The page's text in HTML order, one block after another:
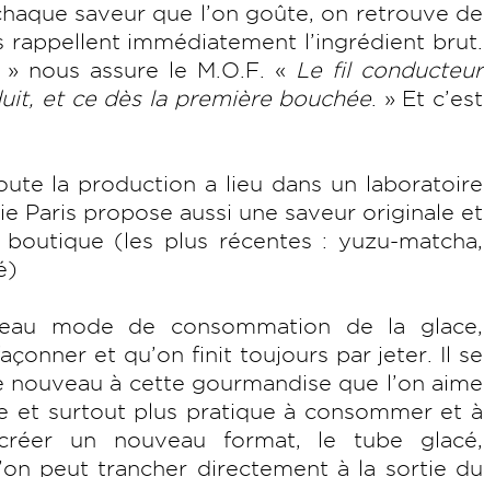
saveur que l’on goûte, on retrouve de
immédiatement l’ingrédient brut.
nous assure le M.O.F. « Le fil conducteur
et ce dès la première bouchée. » Et c’est
la production a lieu dans un laboratoire
Paris propose aussi une saveur originale et
(les plus récentes : yuzu-matcha,
mode de consommation de la glace,
et qu’on finit toujours par jeter. Il se
à cette gourmandise que l’on aime
et surtout plus pratique à consommer et à
un nouveau format, le tube glacé,
peut trancher directement à la sortie du